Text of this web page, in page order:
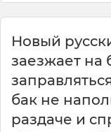
Новый
заезжает на
бак не
раздаче и